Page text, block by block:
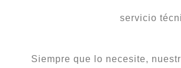
servicio
Siempre que lo necesite,